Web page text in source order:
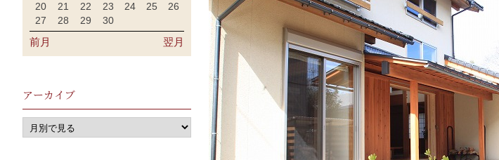
20
21 22 23 24 25
26
27
28 29 30
前月 翌月
アーカイブ